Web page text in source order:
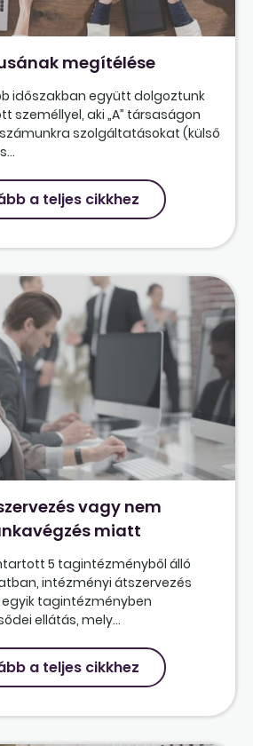
megítélése
időszakban együtt dolgoztunk
személlyel, aki „A” társaságon
szolgáltatásokat (külső
a teljes cikkhez
vagy nem
miatt
5 tagintézményből álló
intézményi átszervezés
tagintézményben
ellátás, mely...
a teljes cikkhez